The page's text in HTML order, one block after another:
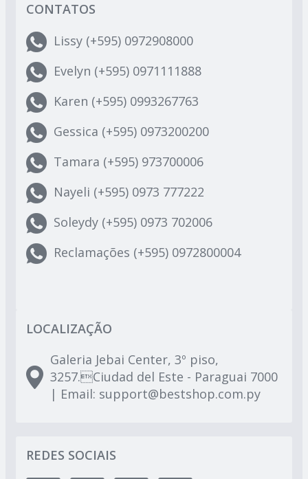
CONTATOS
Lissy (+595) 0972908000
Evelyn (+595) 0971111888
Karen (+595) 0993267763
Gessica (+595) 0973200200
Tamara (+595) 973700006
Nayeli (+595) 0973 777222
Soleydy (+595) 0973 702006
Reclamações (+595) 0972800004
LOCALIZAÇÃO
Galeria Jebai Center, 3º piso,
3257.Ciudad del Este - Paraguai 7000
| Email: support@bestshop.com.py
REDES SOCIAIS